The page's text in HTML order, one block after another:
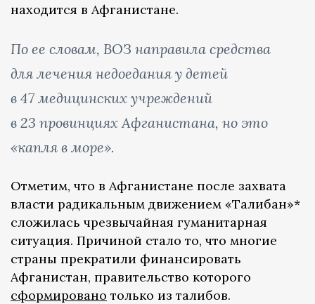
находится в Афганистане.
По ее словам, ВОЗ направила средства
для лечения недоедания у детей
в 47 медицинских учреждений
в 23 провинциях Афганистана, но это
«капля в море».
Отметим, что в Афганистане после захвата
власти радикальным движением «Талибан»*
сложилась чрезвычайная гуманитарная
ситуация. Причиной стало то, что многие
страны прекратили финансировать
Афганистан, правительство которого
сформировано только из талибов.